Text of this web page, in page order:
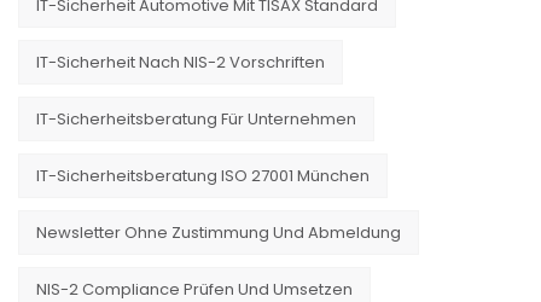
IT-Sicherheit Automotive Mit TISAX Standard
IT-Sicherheit Nach NIS-2 Vorschriften
IT-Sicherheitsberatung Für Unternehmen
IT-Sicherheitsberatung ISO 27001 München
Newsletter Ohne Zustimmung Und Abmeldung
NIS-2 Compliance Prüfen Und Umsetzen